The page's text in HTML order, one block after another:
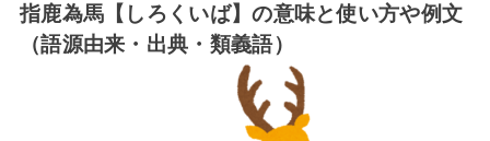
指鹿為馬【しろくいば】の意味と使い方や例文
（語源由来・出典・類義語）